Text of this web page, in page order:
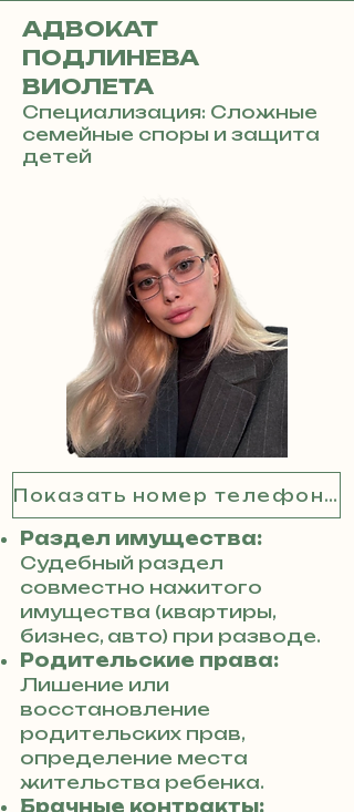
АДВОКАТ
ПОДЛИНЕВА
ВИОЛЕТА
Специализация: Сложные
семейные споры и защита
детей
Показать номер телефона
Раздел имущества:
Судебный раздел
совместно нажитого
имущества (квартиры,
бизнес, авто) при разводе.
Родительские права:
Лишение или
восстановление
родительских прав,
определение места
жительства ребенка.
Брачные контракты: